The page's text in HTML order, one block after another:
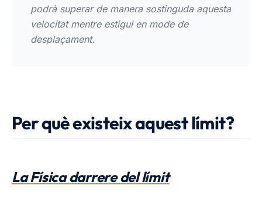
podrà superar de manera sostinguda aquesta
velocitat mentre estigui en mode de
desplaçament.
Per què existeix aquest límit?
La Física darrere del límit